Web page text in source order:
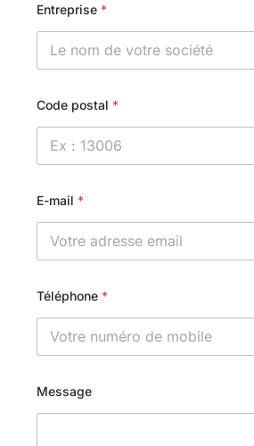
Entreprise *
Code postal *
E-mail *
Téléphone *
Message